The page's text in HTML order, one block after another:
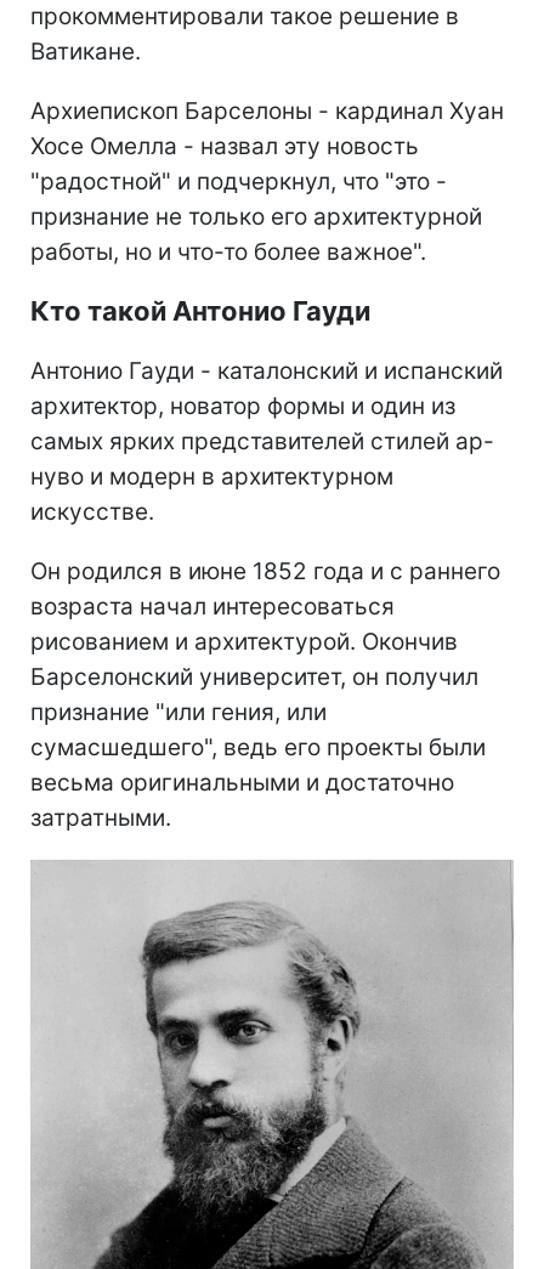
прокомментировали такое решение в
Ватикане.
Архиепископ Барселоны - кардинал Хуан
Хосе Омелла - назвал эту новость
"радостной" и подчеркнул, что "это -
признание не только его архитектурной
работы, но и что-то более важное".
Кто такой Антонио Гауди
Антонио Гауди - каталонский и испанский
архитектор, новатор формы и один из
самых ярких представителей стилей ар-
нуво и модерн в архитектурном
искусстве.
Он родился в июне 1852 года и с раннего
возраста начал интересоваться
рисованием и архитектурой. Окончив
Барселонский университет, он получил
признание "или гения, или
сумасшедшего", ведь его проекты были
весьма оригинальными и достаточно
затратными.